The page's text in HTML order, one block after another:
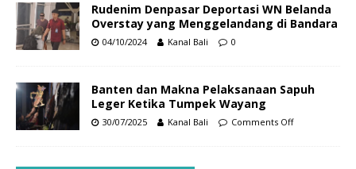
Rudenim Denpasar Deportasi WN Belanda
Overstay yang Menggelandang di Bandara
04/10/2024 Kanal Bali 0
Banten dan Makna Pelaksanaan Sapuh
Leger Ketika Tumpek Wayang
30/07/2025 Kanal Bali Comments Off